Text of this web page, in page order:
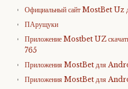
Официальный сайт MostBet Uz
ПАрущуки
Приложение Mostbet UZ
765
Приложения MostBet для
Приложения MostBet для